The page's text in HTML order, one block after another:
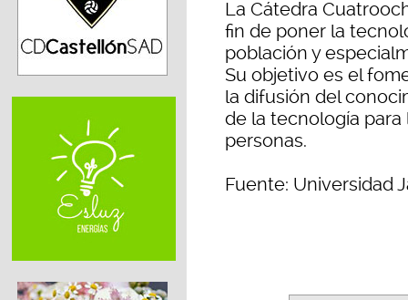
La Cátedra
fin de poner la
población y
Su objetivo es el
la difusión del
de la tecnología
personas.
Fuente: Universidad